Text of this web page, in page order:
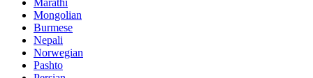
Mongolian
Burmese
Nepali
Norwegian
Pashto